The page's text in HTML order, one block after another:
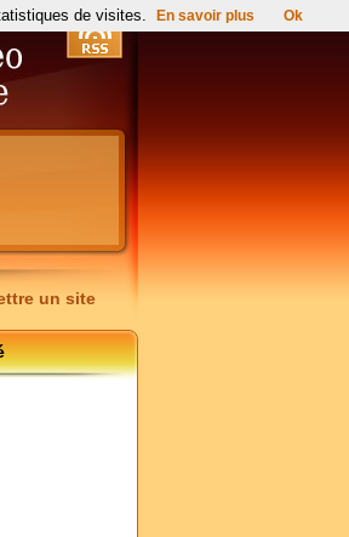
un site
de visites. En savoir plus Ok